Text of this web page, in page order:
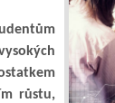
růstu,